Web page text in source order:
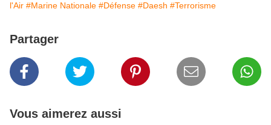
l'Air #Marine Nationale #Défense #Daesh #Terrorisme
Partager
Vous aimerez aussi